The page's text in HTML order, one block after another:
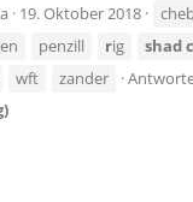
19. Oktober 2018
penzill rig shad
wft zander